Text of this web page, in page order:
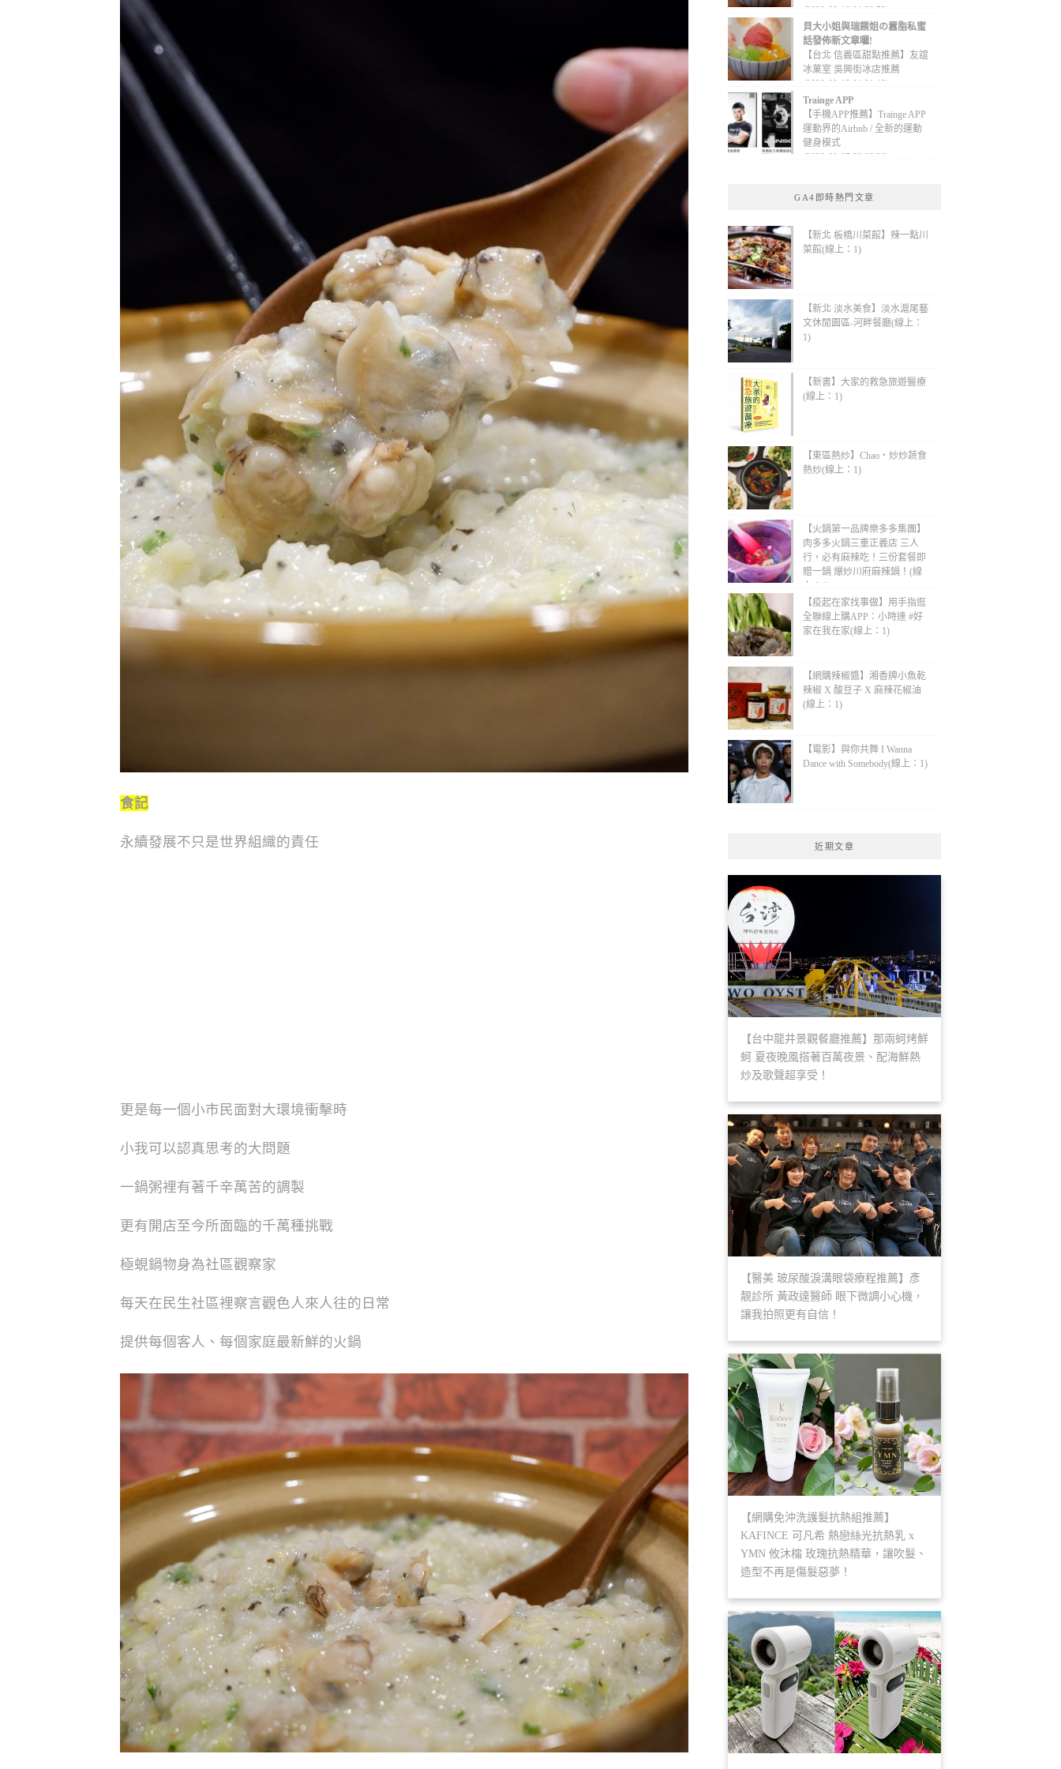
食記
永續發展不只是世界組織的責任
更是每一個小市民面對大環境衝擊時
小我可以認真思考的大問題
一鍋粥裡有著千辛萬苦的調製
更有開店至今所面臨的千萬種挑戰
極蜆鍋物身為社區觀察家
每天在民生社區裡察言觀色人來人往的日常
提供每個客人、每個家庭最新鮮的火鍋
(2020-09-13 01:32:52)
貝大小姐與瑞餚姐の囂脂私蜜
話發佈新文章囉!
【台北 信義區甜點推薦】友誼
冰菓室 吳興街冰店推薦
(2020-09-13 01:31:12)
Trainge APP
【手機APP推薦】Trainge APP
運動界的Airbnb / 全新的運動
健身模式
(2020-09-05 22:08:36)
GA4即時熱門文章
【新北 板橋川菜館】辣一點川
菜館(線上：1)
【新北 淡水美食】淡水滬尾藝
文休閒園區-河畔餐廳(線上：
1)
【新書】大家的救急旅遊醫療
(線上：1)
【東區熱炒】Chao・炒炒蔬食
熱炒(線上：1)
【火鍋第一品牌樂多多集團】
肉多多火鍋三重正義店 三人
行，必有麻辣吃！三份套餐即
贈一鍋 爆炒川府麻辣鍋！(線
上：1)
【疫起在家找事做】用手指逛
全聯線上購APP：小時達 #好
家在我在家(線上：1)
【網購辣椒醬】湘香牌小魚乾
辣椒 X 酸豆子 X 麻辣花椒油
(線上：1)
【電影】與你共舞 I Wanna
Dance with Somebody(線上：1)
近期文章
【台中龍井景觀餐廳推薦】那兩蚵烤鮮
蚵 夏夜晚風搭著百萬夜景、配海鮮熱
炒及歌聲超享受！
【醫美 玻尿酸淚溝眼袋療程推薦】彥
靚診所 黃政達醫師 眼下微調小心機，
讓我拍照更有自信！
【網購免沖洗護髮抗熱組推薦】
KAFINCE 可凡希 熱戀絲光抗熱乳 x
YMN 攸沐橣 玫瑰抗熱精華，讓吹髮、
造型不再是傷髮惡夢！